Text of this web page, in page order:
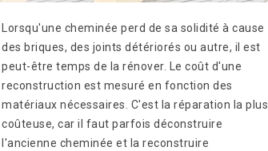
Lorsqu'une cheminée perd de sa solidité à cause
des briques, des joints détériorés ou autre, il est
peut-être temps de la rénover. Le coût d'une
reconstruction est mesuré en fonction des
matériaux nécessaires. C'est la réparation la plus
coûteuse, car il faut parfois déconstruire
l'ancienne cheminée et la reconstruire